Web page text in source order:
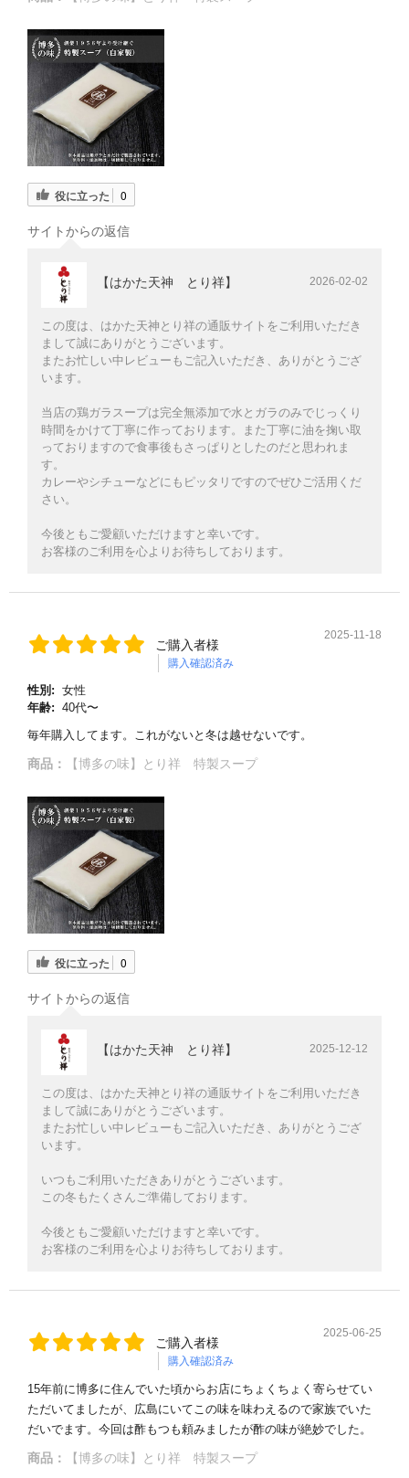
役に立った 0
サイトからの返信
【はかた天神 とり祥】 2026-02-02
この度は、はかた天神とり祥の通販サイトをご利用いただき
まして誠にありがとうございます。
またお忙しい中レビューもご記入いただき、ありがとうござ
います。
当店の鶏ガラスープは完全無添加で水とガラのみでじっくり
時間をかけて丁寧に作っております。また丁寧に油を掬い取
っておりますので食事後もさっぱりとしたのだと思われま
す。
カレーやシチューなどにもピッタリですのでぜひご活用くだ
さい。
今後ともご愛顧いただけますと幸いです。
お客様のご利用を心よりお待ちしております。
ご購入者様
購入確認済み
2025-11-18
性別: 女性
年齢: 40代〜
毎年購入してます。これがないと冬は越せないです。
商品： 【博多の味】とり祥 特製スープ
役に立った 0
サイトからの返信
【はかた天神 とり祥】 2025-12-12
この度は、はかた天神とり祥の通販サイトをご利用いただき
まして誠にありがとうございます。
またお忙しい中レビューもご記入いただき、ありがとうござ
います。
いつもご利用いただきありがとうございます。
この冬もたくさんご準備しております。
今後ともご愛顧いただけますと幸いです。
お客様のご利用を心よりお待ちしております。
ご購入者様
購入確認済み
2025-06-25
15年前に博多に住んでいた頃からお店にちょくちょく寄らせてい
ただいてましたが、広島にいてこの味を味わえるので家族でいた
だいでます。今回は酢もつも頼みましたが酢の味が絶妙でした。
商品： 【博多の味】とり祥 特製スープ